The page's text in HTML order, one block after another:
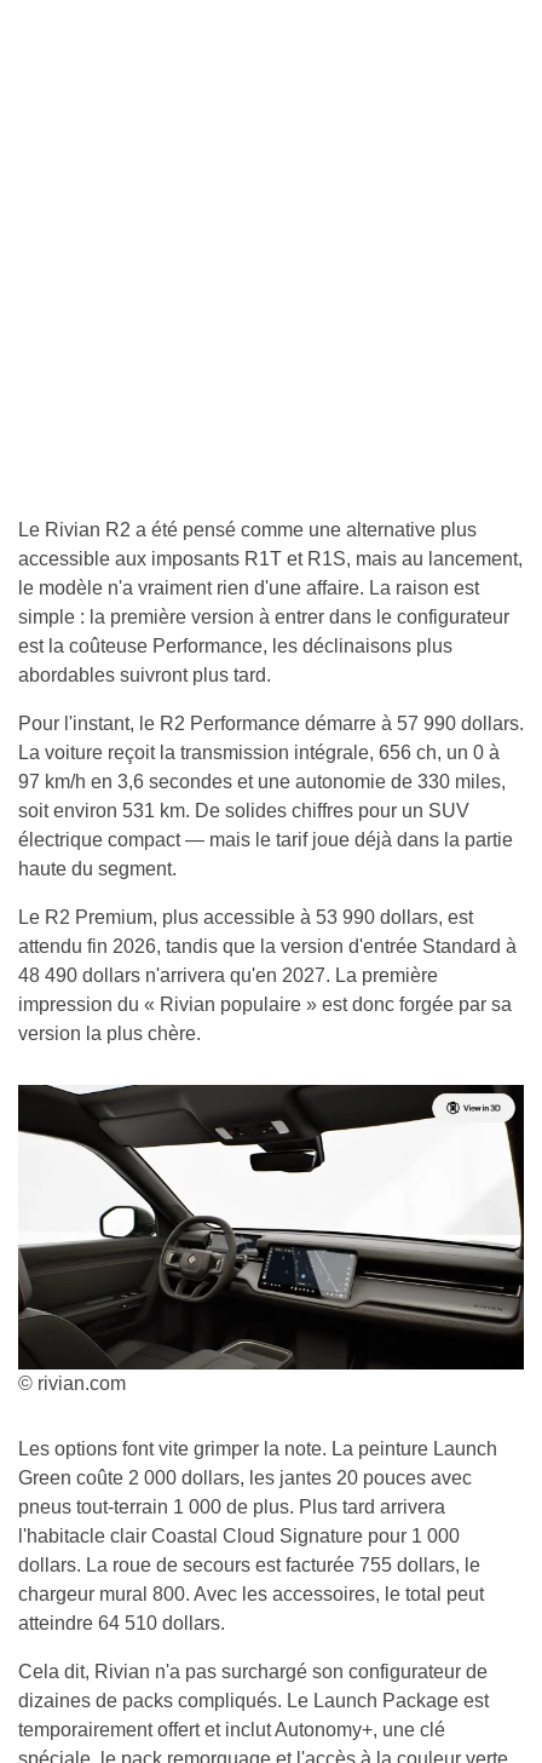
Le Rivian R2 a été pensé comme une alternative plus
accessible aux imposants R1T et R1S, mais au lancement,
le modèle n'a vraiment rien d'une affaire. La raison est
simple : la première version à entrer dans le configurateur
est la coûteuse Performance, les déclinaisons plus
abordables suivront plus tard.
Pour l'instant, le R2 Performance démarre à 57 990 dollars.
La voiture reçoit la transmission intégrale, 656 ch, un 0 à
97 km/h en 3,6 secondes et une autonomie de 330 miles,
soit environ 531 km. De solides chiffres pour un SUV
électrique compact — mais le tarif joue déjà dans la partie
haute du segment.
Le R2 Premium, plus accessible à 53 990 dollars, est
attendu fin 2026, tandis que la version d'entrée Standard à
48 490 dollars n'arrivera qu'en 2027. La première
impression du « Rivian populaire » est donc forgée par sa
version la plus chère.
© rivian.com
Les options font vite grimper la note. La peinture Launch
Green coûte 2 000 dollars, les jantes 20 pouces avec
pneus tout-terrain 1 000 de plus. Plus tard arrivera
l'habitacle clair Coastal Cloud Signature pour 1 000
dollars. La roue de secours est facturée 755 dollars, le
chargeur mural 800. Avec les accessoires, le total peut
atteindre 64 510 dollars.
Cela dit, Rivian n'a pas surchargé son configurateur de
dizaines de packs compliqués. Le Launch Package est
temporairement offert et inclut Autonomy+, une clé